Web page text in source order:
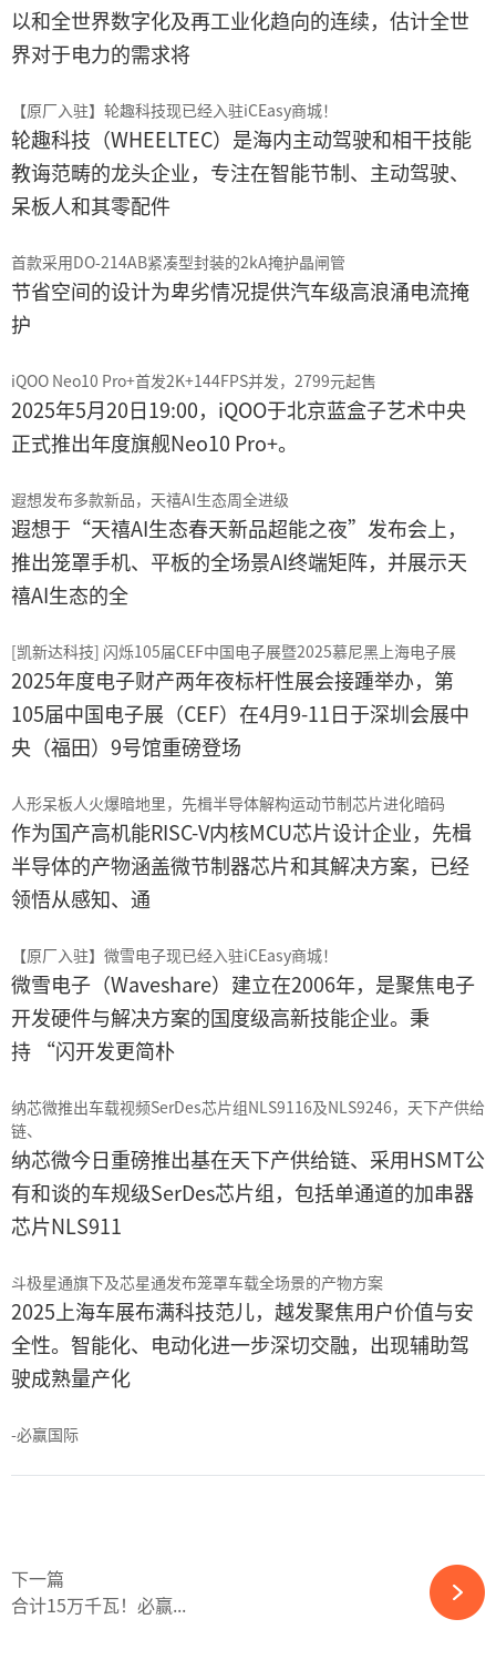
以和全世界数字化及再工业化趋向的连续，估计全世
界对于电力的需求将
【原厂入驻】轮趣科技现已经入驻iCEasy商城！
轮趣科技（WHEELTEC）是海内主动驾驶和相干技能
教诲范畴的龙头企业，专注在智能节制、主动驾驶、
呆板人和其零配件
首款采用DO-214AB紧凑型封装的2kA掩护晶闸管
节省空间的设计为卑劣情况提供汽车级高浪涌电流掩
护
iQOO Neo10 Pro+首发2K+144FPS并发，2799元起售
2025年5月20日19:00，iQOO于北京蓝盒子艺术中央
正式推出年度旗舰Neo10 Pro+。
遐想发布多款新品，天禧AI生态周全进级
遐想于“天禧AI生态春天新品超能之夜”发布会上，
推出笼罩手机、平板的全场景AI终端矩阵，并展示天
禧AI生态的全
[凯新达科技] 闪烁105届CEF中国电子展暨2025慕尼黑上海电子展
2025年度电子财产两年夜标杆性展会接踵举办，第
105届中国电子展（CEF）在4月9-11日于深圳会展中
央（福田）9号馆重磅登场
人形呆板人火爆暗地里，先楫半导体解构运动节制芯片进化暗码
作为国产高机能RISC-V内核MCU芯片设计企业，先楫
半导体的产物涵盖微节制器芯片和其解决方案，已经
领悟从感知、通
【原厂入驻】微雪电子现已经入驻iCEasy商城！
微雪电子（Waveshare）建立在2006年，是聚焦电子
开发硬件与解决方案的国度级高新技能企业。秉
持 “闪开发更简朴
纳芯微推出车载视频SerDes芯片组NLS9116及NLS9246，天下产供给
链、
纳芯微今日重磅推出基在天下产供给链、采用HSMT公
有和谈的车规级SerDes芯片组，包括单通道的加串器
芯片NLS911
斗极星通旗下及芯星通发布笼罩车载全场景的产物方案
2025上海车展布满科技范儿，越发聚焦用户价值与安
全性。智能化、电动化进一步深切交融，出现辅助驾
驶成熟量产化
-必赢国际
下一篇
合计15万千瓦！必赢...